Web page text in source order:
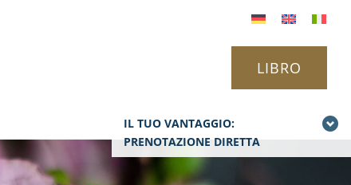
IL TUO VANTAGGIO:
PRENOTAZIONE DIRETTA
LIBRO